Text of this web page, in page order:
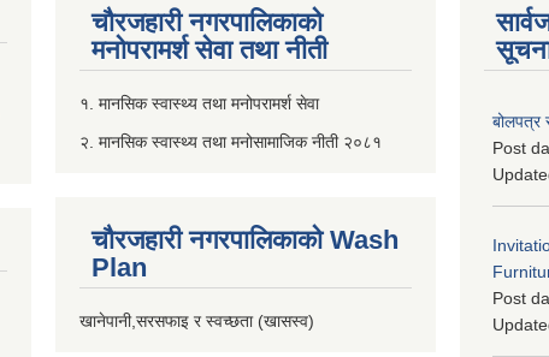
चौरजहारी नगरपालिकाको
मनोपरामर्श सेवा तथा नीती
१. मानसिक स्वास्थ्य तथा मनोपरामर्श सेवा
२. मानसिक स्वास्थ्य तथा मनोसामाजिक नीती २०८१
चौरजहारी नगरपालिकाको Wash
Plan
खानेपानी,सरसफाइ र स्वच्छता (खासस्व)
बोलपत्र
Post
Post